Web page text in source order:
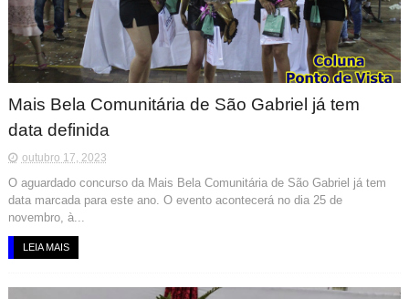
Mais Bela Comunitária de São Gabriel já tem
data definida
outubro 17, 2023
O aguardado concurso da Mais Bela Comunitária de São Gabriel já tem
data marcada para este ano. O evento acontecerá no dia 25 de
novembro, à...
LEIA MAIS